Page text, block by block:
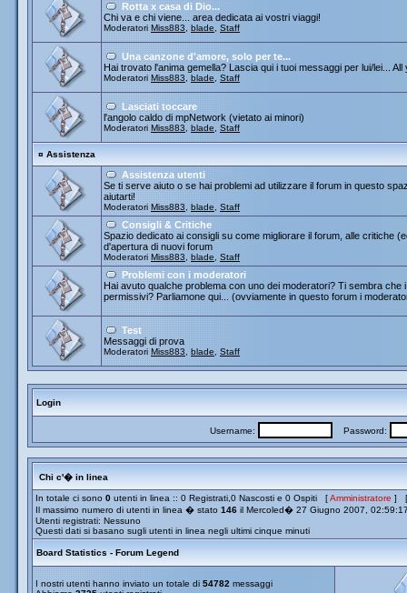
Rotta x casa di Dio...
Chi va e chi viene... area dedicata ai vostri viaggi!
Moderatori Miss883 blade Staff
Una canzone d'amore, solo per te...
Hai trovato l'anima gemella? Lascia qui i tuoi messaggi per lui/lei...
Moderatori Miss883 blade Staff
Lasciati toccare
l'angolo caldo di mpNetwork (vietato ai minori)
Moderatori Miss883 blade Staff
¤ Assistenza
Assistenza utenti
Se ti serve aiuto o se hai problemi ad utilizzare il forum in questo
aiutarti!
Moderatori Miss883 blade Staff
Consigli & Critiche
Spazio dedicato ai consigli su come migliorare il forum, alle critiche
d'apertura di nuovi forum
Moderatori Miss883 blade Staff
Problemi con i moderatori
Hai avuto qualche problema con uno dei moderatori? Ti sembra
permissivi? Parliamone qui... (ovviamente in questo forum i
Test
Messaggi di prova
Moderatori Miss883 blade Staff
Login
Username: Password:
Chi c'� in linea
In totale ci sono 0 utenti in linea :: 0 Registrati,0 Nascosti e 0 Ospiti [Amministratore ]
Il massimo numero di utenti in linea � stato 146 il Mercoled� 27 Giugno 2007,
Utenti registrati: Nessuno
Questi dati si basano sugli utenti in linea negli ultimi cinque minuti
Board Statistics - Forum Legend
I nostri utenti hanno inviato un totale di 54782 messaggi